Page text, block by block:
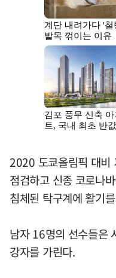
2020 도쿄올림픽 대비
점검하고 신종 코로나
침체된 탁구계에 활기
남자 16명의 선수들은
강자를 가린다.